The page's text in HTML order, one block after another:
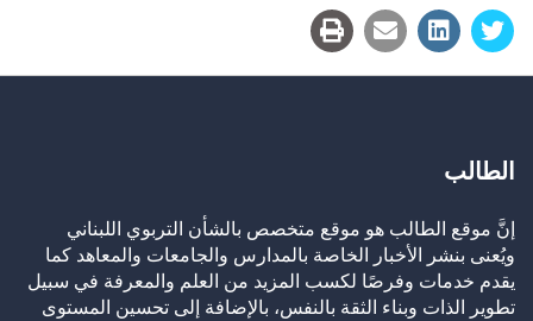
الطالب
إنَّ موقع الطالب هو موقع متخصص بالشأن التربوي اللبناني
ويُعنى بنشر الأخبار الخاصة بالمدارس والجامعات والمعاهد كما
يقدم خدمات وفرصًا لكسب المزيد من العلم والمعرفة في سبيل
تطوير الذات وبناء الثقة بالنفس، بالإضافة إلى تحسين المستوى